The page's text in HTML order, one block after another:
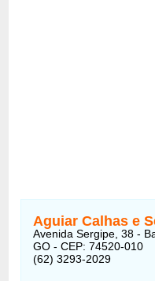
Aguiar Calhas e
Avenida Sergipe, 38 -
GO - CEP: 74520-010
(62) 3293-2029